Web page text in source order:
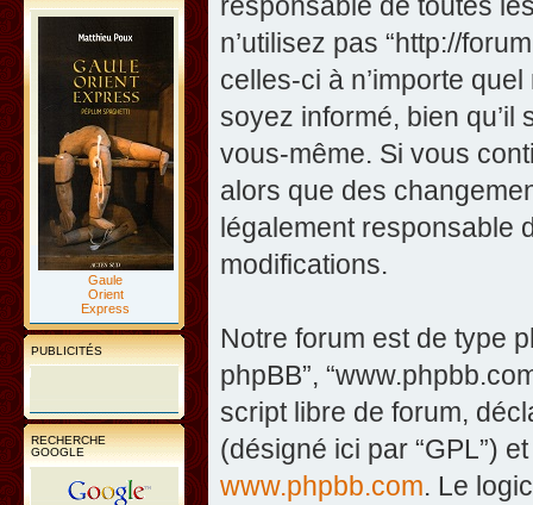
Gaule
Orient
Express
PUBLICITÉS
RECHERCHE
GOOGLE
n’utilisez pas “http://
celles-ci à n’importe
soyez informé, bien
vous-même. Si vous
alors que des
légalement responsable
modifications.
Notre forum est de type
phpBB”,
script libre de forum,
(désigné ici par “GPL”)
www.phpbb.com. Le